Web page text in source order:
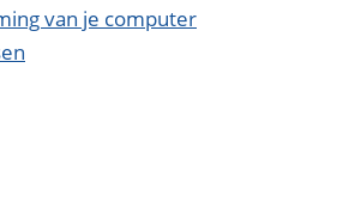
van je computer